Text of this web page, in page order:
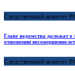
Следственный комитет
Главе ведомства доложат о
отношении
Следственный комитет